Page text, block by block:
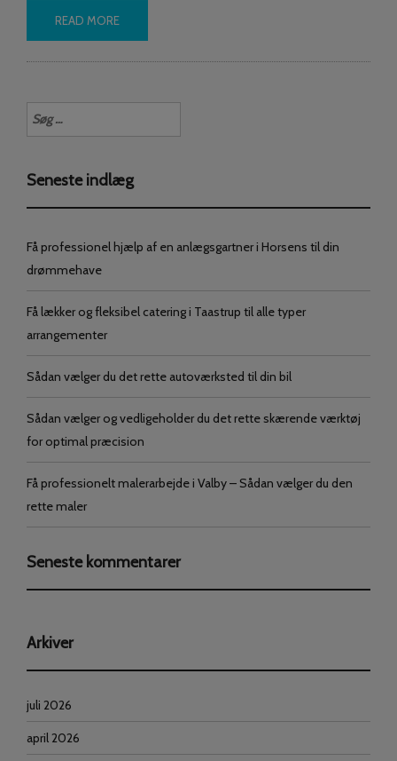
READ MORE
Søg
efter:
Seneste indlæg
Få professionel hjælp af en anlægsgartner i Horsens til din
drømmehave
Få lækker og fleksibel catering i Taastrup til alle typer
arrangementer
Sådan vælger du det rette autoværksted til din bil
Sådan vælger og vedligeholder du det rette skærende værktøj
for optimal præcision
Få professionelt malerarbejde i Valby – Sådan vælger du den
rette maler
Seneste kommentarer
Arkiver
juli 2026
april 2026